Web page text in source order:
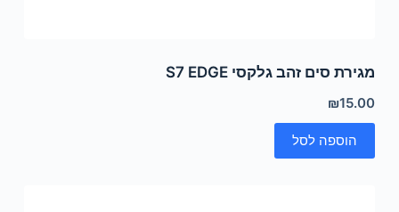
מגירת סים זהב גלקסי S7 EDGE
₪15.00
הוספה לסל